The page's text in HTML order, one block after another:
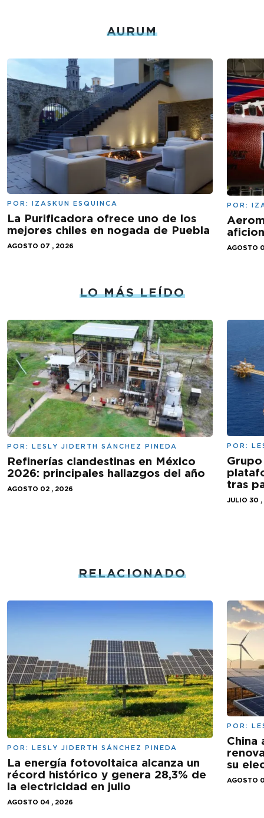
AURUM
POR: IZASKUN ESQUINCA
La Purificadora ofrece uno de los
mejores chiles en nogada de Puebla
AGOSTO 07 , 2026
POR:
AGOSTO
LO MÁS LEÍDO
POR: LESLY JIDERTH SÁNCHEZ PINEDA
Refinerías clandestinas en México
2026: principales hallazgos del año
AGOSTO 02 , 2026
POR:
tras
JULIO 30
RELACIONADO
POR: LESLY JIDERTH SÁNCHEZ PINEDA
La energía fotovoltaica alcanza un
récord histórico y genera 28,3% de
la electricidad en julio
AGOSTO 04 , 2026
POR:
China
su
AGOSTO